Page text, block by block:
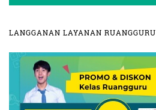
LANGGANAN LAYANAN RUANGGURU